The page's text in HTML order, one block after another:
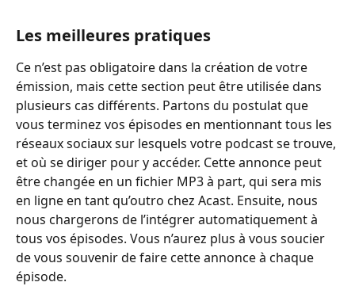
Les meilleures pratiques
Ce n’est pas obligatoire dans la création de votre
émission, mais cette section peut être utilisée dans
plusieurs cas différents. Partons du postulat que
vous terminez vos épisodes en mentionnant tous les
réseaux sociaux sur lesquels votre podcast se trouve,
et où se diriger pour y accéder. Cette annonce peut
être changée en un fichier MP3 à part, qui sera mis
en ligne en tant qu’outro chez Acast. Ensuite, nous
nous chargerons de l’intégrer automatiquement à
tous vos épisodes. Vous n’aurez plus à vous soucier
de vous souvenir de faire cette annonce à chaque
épisode.